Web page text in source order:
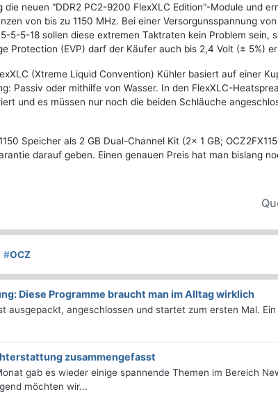
die neuen "DDR2 PC2-9200 FlexXLC Edition"-Module und
von bis zu 1150 MHz. Bei einer Versorgunsspannung
5-5-18 sollen diese extremen Taktraten kein Problem sein,
Protection (EVP) darf der Käufer auch bis 2,4 Volt (± 5%)
(Xtreme Liquid Convention) Kühler basiert auf einer
Passiv oder mithilfe von Wasser. In den FlexXLC-
und es müssen nur noch die beiden Schläuche
Speicher als 2 GB Dual-Channel Kit (2x 1 GB;
darauf geben. Einen genauen Preis hat man bislang
#OCZ
Diese Programme braucht man im Alltag wirklich
ausgepackt, angeschlossen und startet zum ersten Mal.
zusammengefasst
gab es wieder einige spannende Themen im Bereich
möchten wir...